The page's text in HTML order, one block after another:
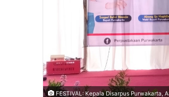
FESTIVAL: Kepala Disarpus Purwakarta,